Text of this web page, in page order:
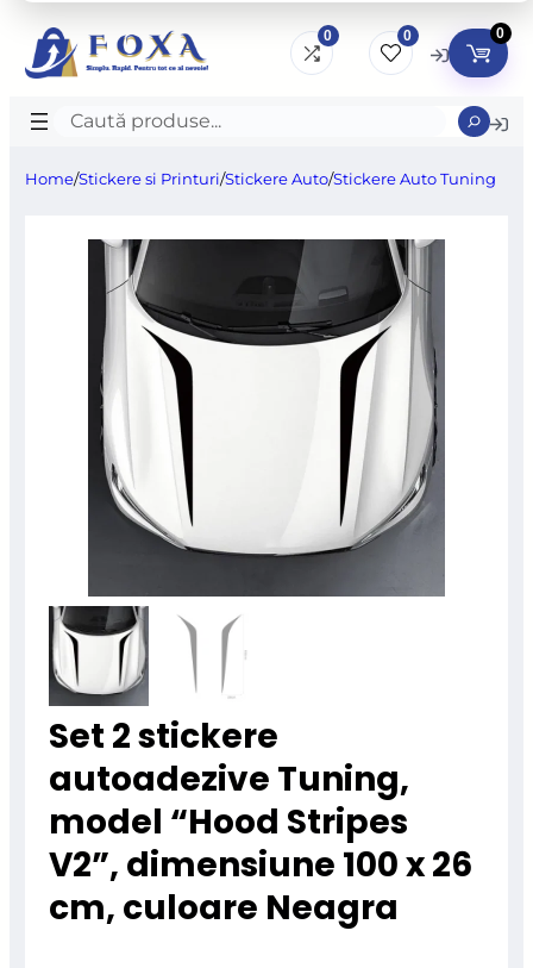
0 0 0
Caută
Home/Stickere si Printuri/Stickere Auto/Stickere Auto Tuning
Set 2 stickere
autoadezive Tuning,
model “Hood Stripes
V2”, dimensiune 100 x 26
cm, culoare Neagra